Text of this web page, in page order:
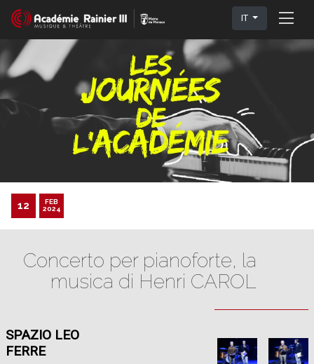
IT
12
FEB
2024
Concerto per pianoforte, la
musica di Henri CAROL
SPAZIO LEO
FERRE